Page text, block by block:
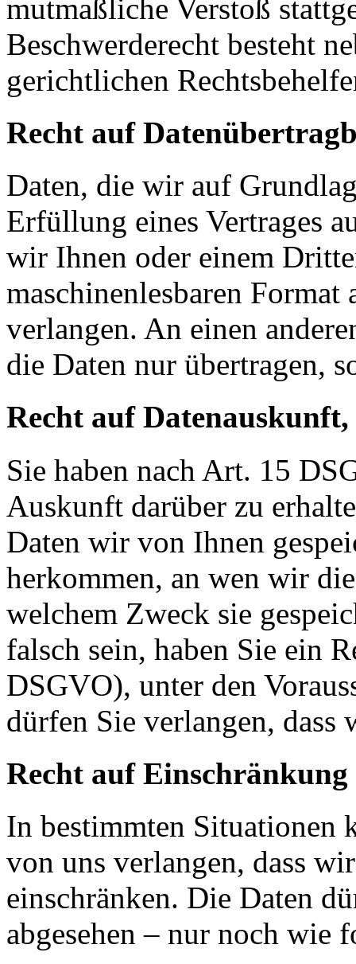
mutmaßliche Verstoß
Beschwerderecht besteht
gerichtlichen
Recht auf
Daten, die wir auf
Erfüllung eines Vertrages
wir Ihnen oder einem
maschinenlesbaren Format
verlangen. An einen
die Daten nur übertragen,
Recht auf
Sie haben nach Art. 15
Auskunft darüber zu
Daten wir von Ihnen
herkommen, an wen wir
welchem Zweck sie
falsch sein, haben Sie ein
DSGVO), unter den
dürfen Sie verlangen, dass
Recht auf
In bestimmten Situationen
von uns verlangen, dass
einschränken. Die Daten
abgesehen – nur noch wie